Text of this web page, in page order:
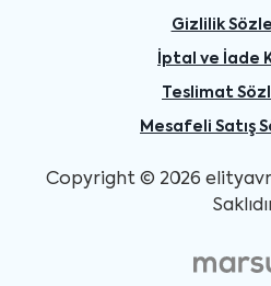
Gizlilik
İptal ve İade
Teslimat
Mesafeli Satış
Copyright © 2026